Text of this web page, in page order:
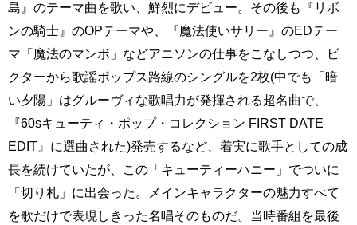
島』のテーマ曲を歌い、鮮烈にデビュー。その後も『リボ
ンの騎士』のOPテーマや、『魔法使いサリー』のEDテー
マ「魔法のマンボ」などアニソンの仕事をこなしつつ、ビ
クターから歌謡ポップス路線のシングルを2枚(中でも「暗
い夕陽」はグルーヴィな歌唱力が発揮される超名曲で、
『60sキューティ・ポップ・コレクション FIRST DATE
EDIT』に選曲された)発売するなど、着実に歌手としての成
長を続けていたが、この「キューティーハニー」でついに
「切り札」に出会った。メインキャラクターの魅力すべて
を歌だけで表現しきった名唱そのものだ。当時番組を最後